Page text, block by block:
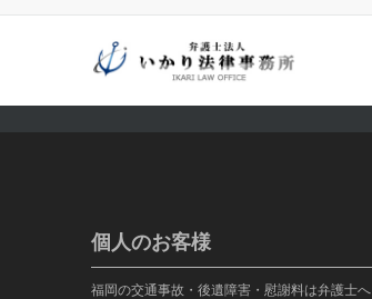
個人のお客様
福岡の交通事故・後遺障害・慰謝料は弁護士へ